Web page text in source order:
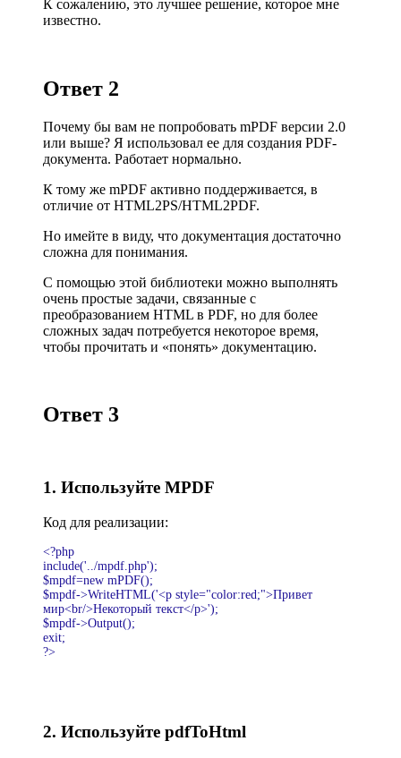
К сожалению, это лучшее решение, которое мне
известно.
Ответ 2
Почему бы вам не попробовать mPDF версии 2.0
или выше? Я использовал ее для создания PDF-
документа. Работает нормально.
К тому же mPDF активно поддерживается, в
отличие от HTML2PS/HTML2PDF.
Но имейте в виду, что документация достаточно
сложна для понимания.
С помощью этой библиотеки можно выполнять
очень простые задачи, связанные с
преобразованием HTML в PDF, но для более
сложных задач потребуется некоторое время,
чтобы прочитать и «понять» документацию.
Ответ 3
1. Используйте MPDF
Код для реализации:
<?php
include('../mpdf.php');
$mpdf=new mPDF();
$mpdf->WriteHTML('<p style="color:red;">Привет
мир<br/>Некоторый текст</p>');
$mpdf->Output();
exit;
?>
2. Используйте pdfToHtml